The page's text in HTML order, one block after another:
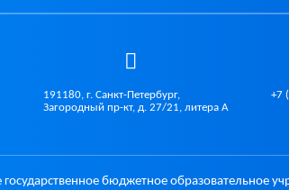
191180, г. Санкт-Петербург,
Загородный пр-кт, д. 27/21, литера А
+7
государственное бюджетное образовательное